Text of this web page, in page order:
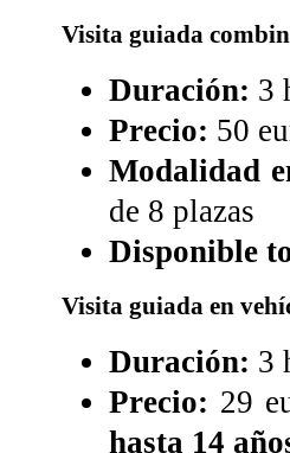
Visita guiada
Duración: 3
Precio: 50
Modalidad
de 8 plazas
Disponible
Visita guiada en
Duración: 3
Precio: 29
hasta 14